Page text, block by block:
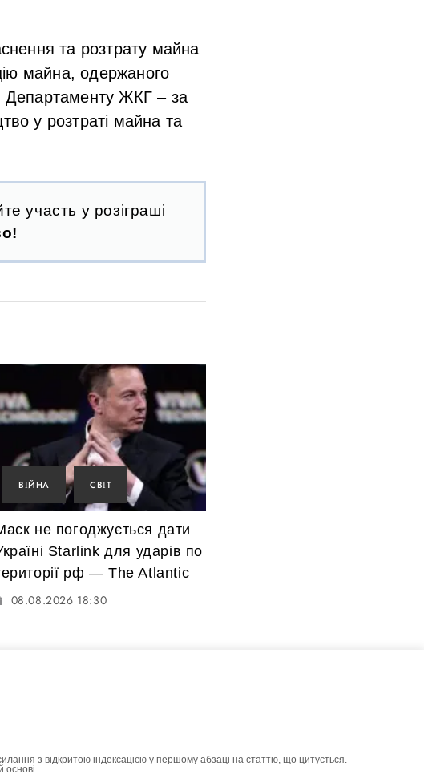
та розтрату майна
майна, одержаного
Департаменту ЖКГ – за
у розтраті майна та
участь у розіграші
ВІЙНА СВІТ
не погоджується дати
Starlink для ударів по
рф — The Atlantic
08.08.2026 18:30
з відкритою індексацією у першому абзаці на статтю, що цитується.